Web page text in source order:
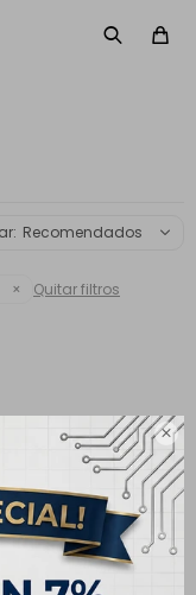

Recomendados
Quitar filtros